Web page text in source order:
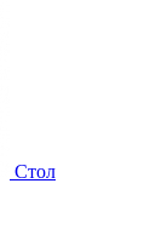
Стол